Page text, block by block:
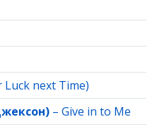
next Time)
– Give in to Me